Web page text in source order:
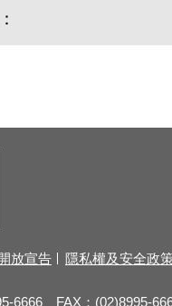
放宣告 隱私權及安全政
6666 FAX：(02)8995-